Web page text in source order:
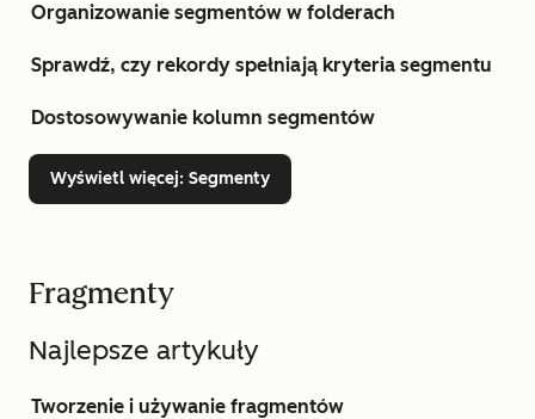
Organizowanie segmentów w folderach
Sprawdź, czy rekordy spełniają kryteria segmentu
Dostosowywanie kolumn segmentów
Wyświetl więcej: Segmenty
Fragmenty
Najlepsze artykuły
Tworzenie i używanie fragmentów